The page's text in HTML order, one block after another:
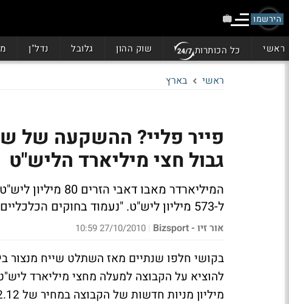
הירשמו
ראשי כל הכותרות שוק ההון גלובל נדל"ן
ראשי בארץ
פייר פליי? ההשקעה של
גבול חצי מיליארד הליש"ט
המיליארדר מאבו
ל-573 מיליון ליש"ט. "נעמוד בחוקים הכלכליים החדשים", הבטיחו בקבוצה
אור זיו - Bizsport |
27/10/2010 10:59
בקושי חלפו שנתיים מאז השתלט שייח מנצור